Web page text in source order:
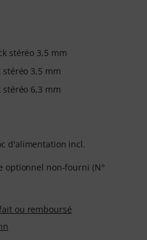
stéréo 3,5 mm
stéréo 3,5 mm
stéréo 6,3 mm
d'alimentation incl.
optionnel non-fourni (N°
ou remboursé